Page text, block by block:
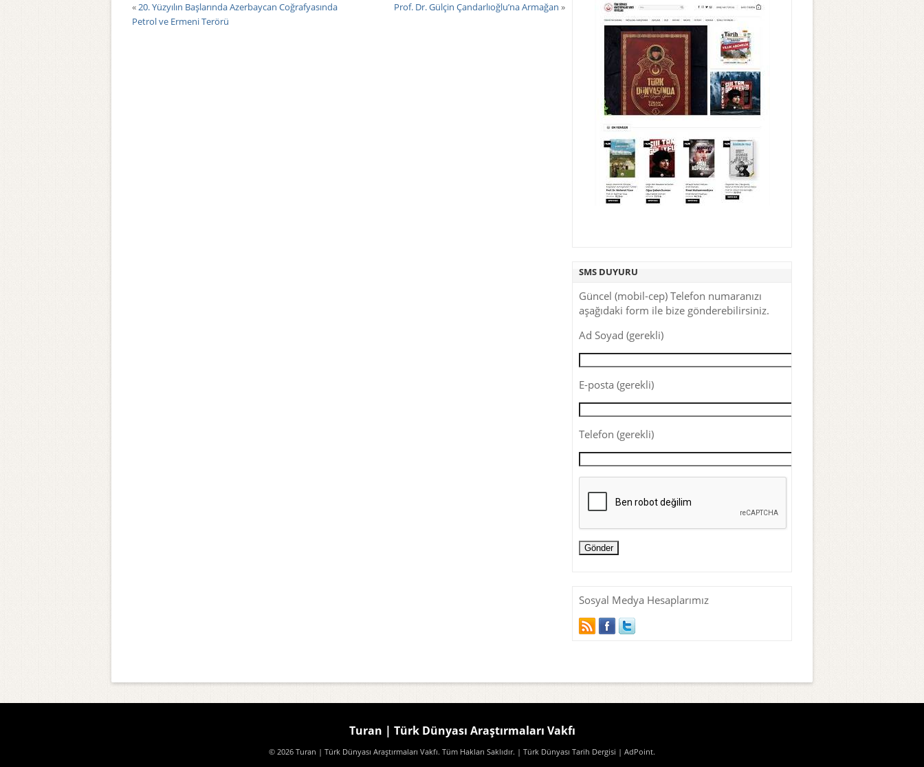
«20. Yüzyılın Başlarında Azerbaycan Coğrafyasında
Petrol ve Ermeni Terörü
Prof. Dr. Gülçin Çandarlıoğlu’na Armağan »
SMS DUYURU
Güncel (mobil-cep) Telefon numaranızı
aşağıdaki form ile bize gönderebilirsiniz.
Ad Soyad (gerekli)
E-posta (gerekli)
Telefon (gerekli)
Sosyal Medya Hesaplarımız
Turan | Türk Dünyası Araştırmaları Vakfı
© 2026 Turan | Türk Dünyası Araştırmaları Vakfı. Tüm Hakları Saklıdır. | Türk Dünyası Tarih Dergisi | AdPoint.